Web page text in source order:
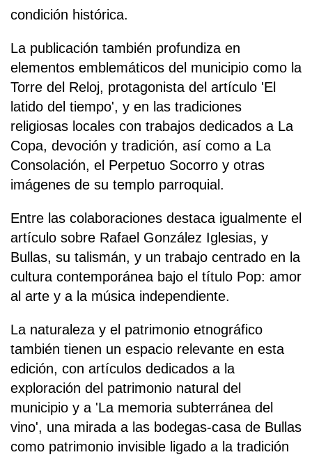
condición histórica.
La publicación también profundiza en
elementos emblemáticos del municipio como la
Torre del Reloj, protagonista del artículo 'El
latido del tiempo', y en las tradiciones
religiosas locales con trabajos dedicados a La
Copa, devoción y tradición, así como a La
Consolación, el Perpetuo Socorro y otras
imágenes de su templo parroquial.
Entre las colaboraciones destaca igualmente el
artículo sobre Rafael González Iglesias, y
Bullas, su talismán, y un trabajo centrado en la
cultura contemporánea bajo el título Pop: amor
al arte y a la música independiente.
La naturaleza y el patrimonio etnográfico
también tienen un espacio relevante en esta
edición, con artículos dedicados a la
exploración del patrimonio natural del
municipio y a 'La memoria subterránea del
vino', una mirada a las bodegas-casa de Bullas
como patrimonio invisible ligado a la tradición